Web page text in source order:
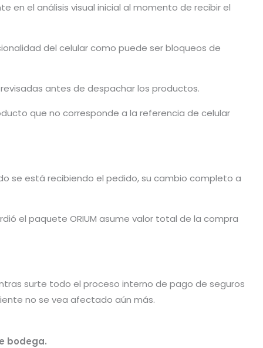
en el análisis visual inicial al momento de recibir el
del celular como puede ser bloqueos de
antes de despachar los productos.
que no corresponde a la referencia de celular
se está recibiendo el pedido, su cambio completo a
el paquete ORIUM asume valor total de la compra
surte todo el proceso interno de pago de seguros
no se vea afectado aún más.
bodega.